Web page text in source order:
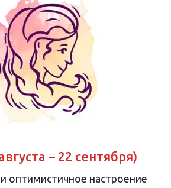
– 22 сентября)
оптимистичное настроение